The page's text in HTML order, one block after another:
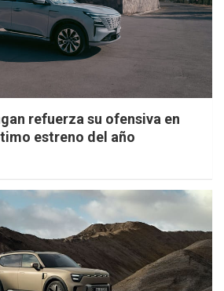
refuerza su ofensiva en
estreno del año